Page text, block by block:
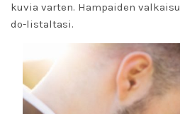
kuvia varten. Hampaiden valkaisu
do-listaltasi.